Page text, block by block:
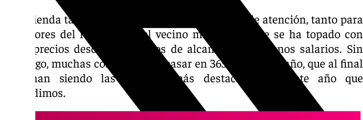
La vivienda también se ha convertido en un foco de atención, tanto para
inversores del lujo, como del vecino malagueño que se ha topado con
unos precios desorbitados lejos de alcanzar por algunos salarios. Sin
embargo, muchas cosas pueden pasar en 365 días de un año, que al final
terminan siendo las noticias más destacadas de este año que
despedimos.